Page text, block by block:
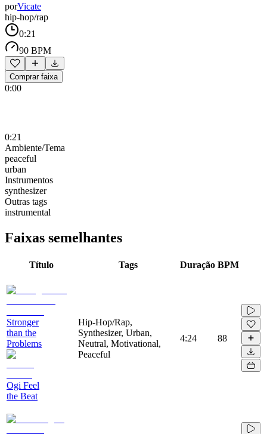
porVicate
hip-hop/rap
0:21
90 BPM
Comprar faixa
0:00
0:21
Ambiente/Tema
peaceful
urban
Instrumentos
synthesizer
Outras tags
instrumental
Faixas semelhantes
Título Tags Duração BPM
Stronger
than the
Problems
Ogi Feel
the Beat
Hip-Hop/Rap,
Synthesizer, Urban,
Neutral, Motivational,
Peaceful
4:24 88